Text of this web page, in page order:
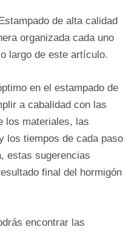
de alta calidad
organizada cada uno
largo de este artículo.
en el estampado de
a cabalidad con las
los materiales, las
los tiempos de cada paso
estas sugerencias
final del hormigón
encontrar las